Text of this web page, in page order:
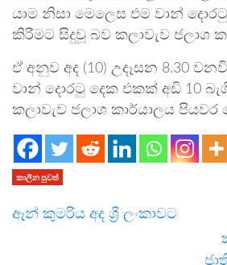
යාම නිසා මෙලෙස එම වාන්
කිරීමට සිදුවූ බව කලාවැව ජලාශ
ඒ අනුව අද (10) උදෑසන 8.30
වාන් දොරටු දෙක එකක් අඩි 10
කලාවැව ජලාශ කාර්යාලය
කාලීන පුවත්
ඈන් කුමරිය අද ශ්‍රී ලංකාවට